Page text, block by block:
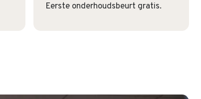
Eerste onderhoudsbeurt gratis.